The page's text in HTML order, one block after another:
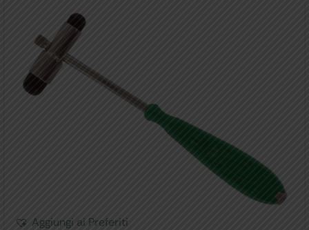
Aggiungi ai Preferiti